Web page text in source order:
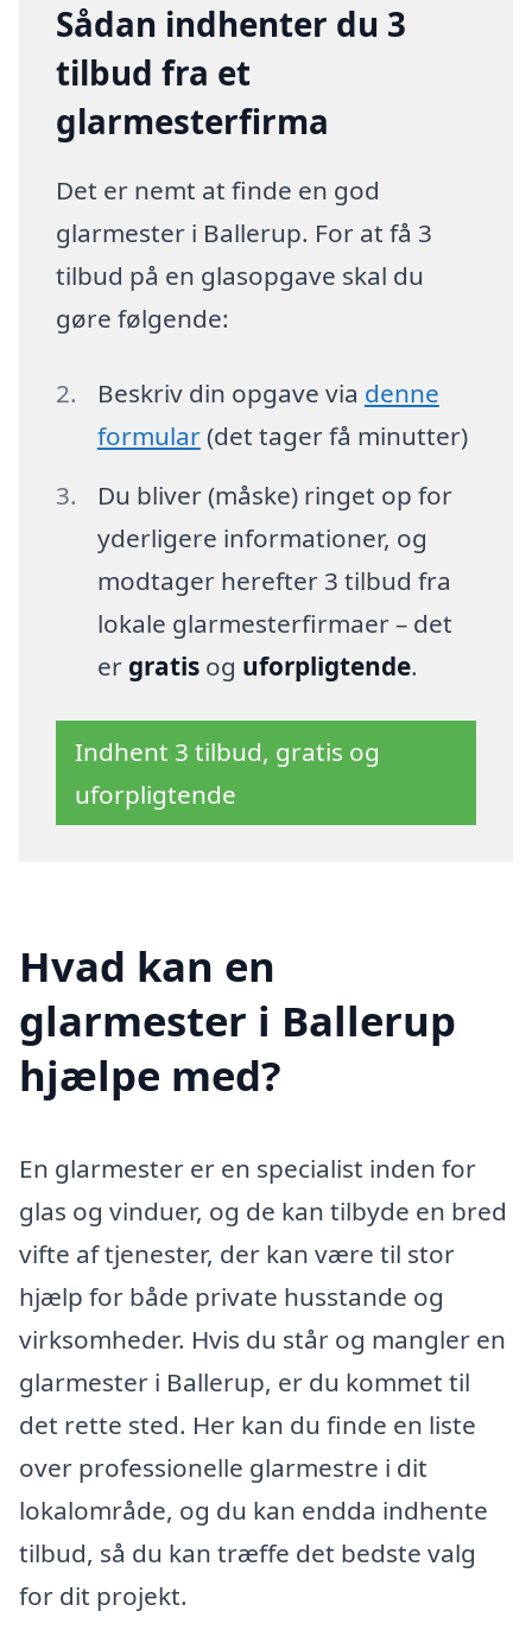
Sådan indhenter du 3
tilbud fra et
glarmesterfirma
Det er nemt at finde en god
glarmester i Ballerup. For at få 3
tilbud på en glasopgave skal du
gøre følgende:
Beskriv din opgave via denne
formular(det tager få minutter)
Du bliver (måske) ringet op for
yderligere informationer, og
modtager herefter 3 tilbud fra
lokale glarmesterfirmaer – det
er gratisog uforpligtende.
Indhent 3 tilbud, gratis og
uforpligtende
Hvad kan en
glarmester i Ballerup
hjælpe med?
En glarmester er en specialist inden for
glas og vinduer, og de kan tilbyde en bred
vifte af tjenester, der kan være til stor
hjælp for både private husstande og
virksomheder. Hvis du står og mangler en
glarmester i Ballerup, er du kommet til
det rette sted. Her kan du finde en liste
over professionelle glarmestre i dit
lokalområde, og du kan endda indhente
tilbud, så du kan træffe det bedste valg
for dit projekt.